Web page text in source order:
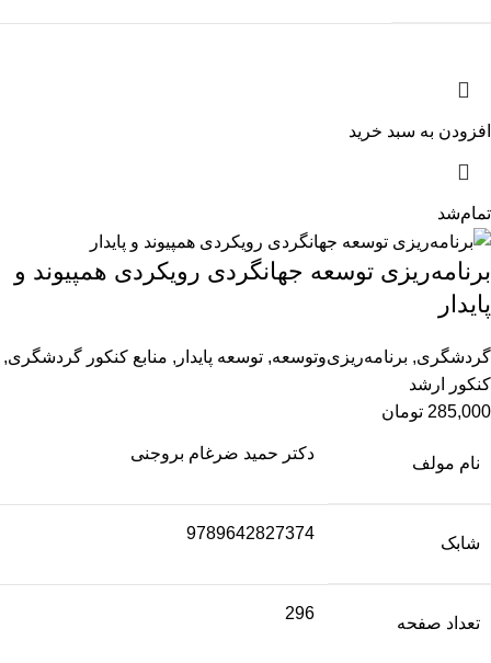
افزودن به سبد خرید
تمام‌شد
برنامه‌ریزی توسعه جهانگردی رویکردی همپیوند و
پایدار
گردشگری, برنامه‌ریزی‌وتوسعه, توسعه پایدار , منابع کنکور گردشگری,
کنکور ارشد
285,000 تومان
نام مولف
دکتر حمید ضرغام بروجنی
شابک
9789642827374
تعداد صفحه
296